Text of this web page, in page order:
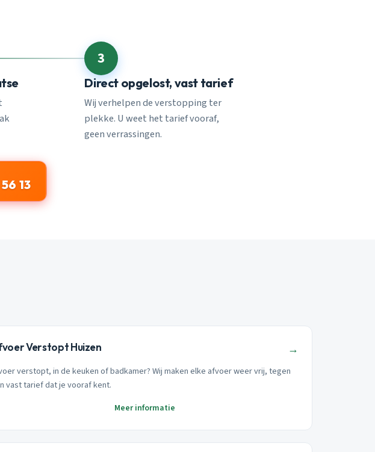
3
Direct opgelost, vast tarief
Wij verhelpen de verstopping ter
plekke. U weet het tarief vooraf,
geen verrassingen.
13
Verstopt Huizen →
verstopt, in de keuken of badkamer? Wij maken elke afvoer weer vrij, tegen
vast tarief dat je vooraf kent.
Meer informatie